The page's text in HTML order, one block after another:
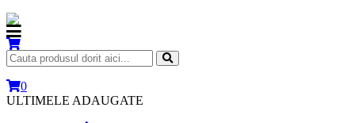
0
ULTIMELE ADAUGATE